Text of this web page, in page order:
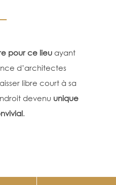
pour ce lieuayant
d’architectes
libre court à sa
devenu unique
.